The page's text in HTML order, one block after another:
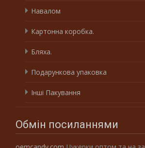
Навалом
Картонна коробка.
Бляха.
Подарункова упаковка
Інші Пакування
Обмін посиланнями